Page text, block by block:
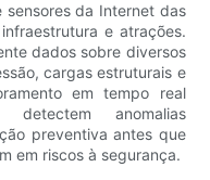
sensores da Internet das
e atrações.
dados sobre diversos
cargas estruturais e
em tempo real
anomalias
preventiva antes que
em riscos à segurança.